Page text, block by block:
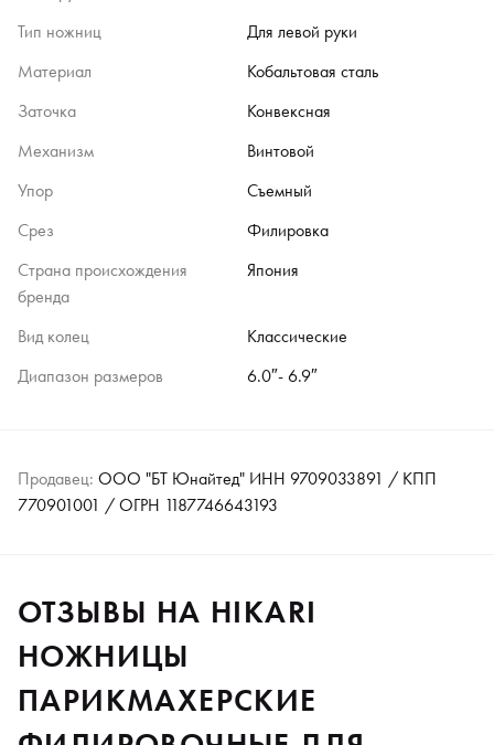
Тип ножниц
Для левой руки
Материал
Кобальтовая сталь
Заточка
Конвексная
Механизм
Винтовой
Упор
Съемный
Срез
Филировка
Страна происхождения
бренда
Япония
Вид колец
Классические
Диапазон размеров
6.0″- 6.9″
Продавец: ООО "БТ Юнайтед" ИНН 9709033891 / КПП
770901001 / ОГРН 1187746643193
ОТЗЫВЫ НА HIKARI
НОЖНИЦЫ
ПАРИКМАХЕРСКИЕ